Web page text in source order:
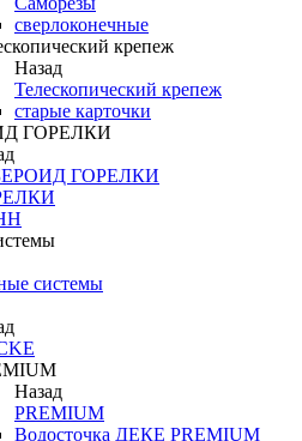
сверлоконечные
крепеж
Назад
Телескопический крепеж
старые карточки
ГОРЕЛКИ
ГОРЕЛКИ
системы
Назад
PREMIUM
Водосточка ДЕКЕ PREMIUM